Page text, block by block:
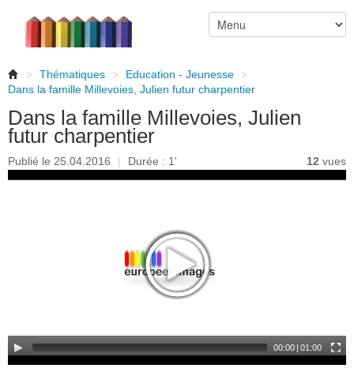
> Thématiques > Education - Jeunesse
>
Dans la famille Millevoies, Julien futur charpentier
Dans la famille Millevoies, Julien
futur charpentier
Publié le 25.04.2016 | Durée : 1' 12 vues
00:00 | 01:00